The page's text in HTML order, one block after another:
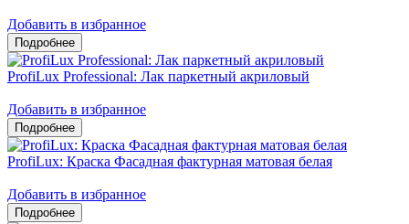
Добавить в избранное
ProfiLux Professional: Лак паркетный акриловый
Добавить в избранное
ProfiLux: Краска Фасадная фактурная матовая белая
Добавить в избранное